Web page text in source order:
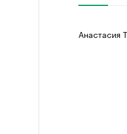
Анастасия